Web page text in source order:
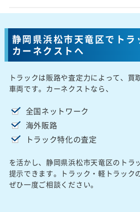
静岡県浜松市天竜区でトラ
カーネクストへ
トラックは販路や査定力によって、買
車両です。カーネクストなら、
全国ネットワーク
海外販路
トラック特化の査定
を活かし、静岡県浜松市天竜区のトラ
提示できます。トラック・軽トラック
ぜひ一度ご相談ください。